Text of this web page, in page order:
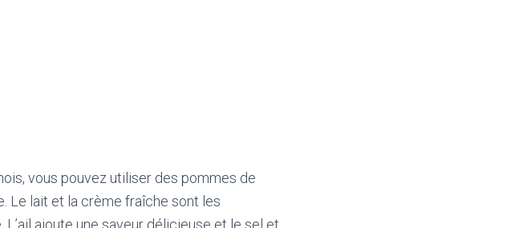
vous pouvez utiliser des pommes de
Le lait et la crème fraîche sont les
ajoute une saveur délicieuse et le sel et